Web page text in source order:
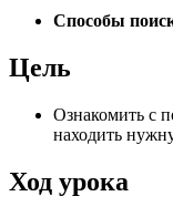
Способы
Цель
Ознакомить с
находить
Ход урока